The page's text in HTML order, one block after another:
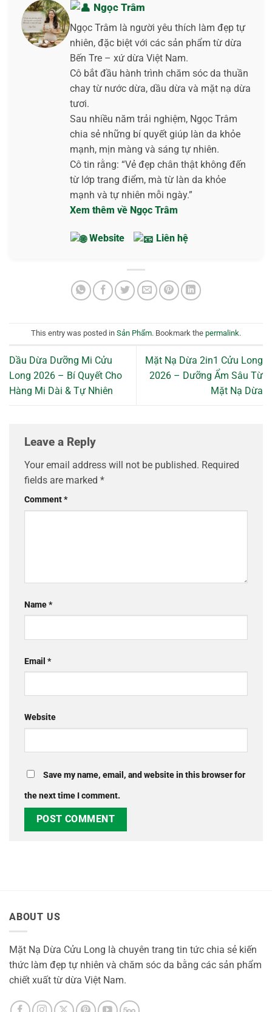
Ngọc Trâm
Ngọc Trâm là người yêu thích làm đẹp tự
nhiên, đặc biệt với các sản phẩm từ dừa
Bến Tre – xứ dừa Việt Nam.
Cô bắt đầu hành trình chăm sóc da thuần
chay từ nước dừa, dầu dừa và mặt nạ dừa
tươi.
Sau nhiều năm trải nghiệm, Ngọc Trâm
chia sẻ những bí quyết giúp làn da khỏe
mạnh, mịn màng và sáng tự nhiên.
Cô tin rằng: “Vẻ đẹp chân thật không đến
từ lớp trang điểm, mà từ làn da khỏe
mạnh và tự nhiên mỗi ngày.”
Xem thêm về Ngọc Trâm
Website Liên hệ
This entry was posted in Sản Phẩm. Bookmark the permalink.
Dầu Dừa Dưỡng Mi Cửu
Long 2026 – Bí Quyết Cho
Hàng Mi Dài & Tự Nhiên
Mặt Nạ Dừa 2in1 Cửu Long
2026 – Dưỡng Ẩm Sâu Từ
Mặt Nạ Dừa
Leave a Reply
Your email address will not be published. Required
fields are marked *
Comment*
Name*
Email *
Website
Save my name, email, and website in this browser for
the next time I comment.
ABOUT US
Mặt Nạ Dừa Cửu Long là chuyên trang tin tức chia sẻ kiến
thức làm đẹp tự nhiên và chăm sóc da bằng các sản phẩm
chiết xuất từ dừa Việt Nam.